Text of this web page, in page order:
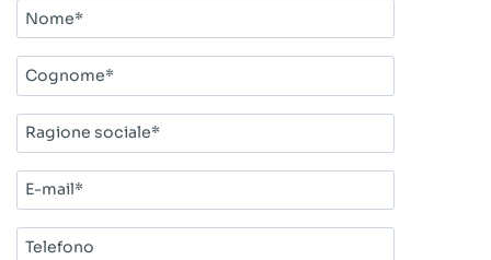
Nome*
Cognome*
Ragione
sociale*
E-
mail*
Telefono